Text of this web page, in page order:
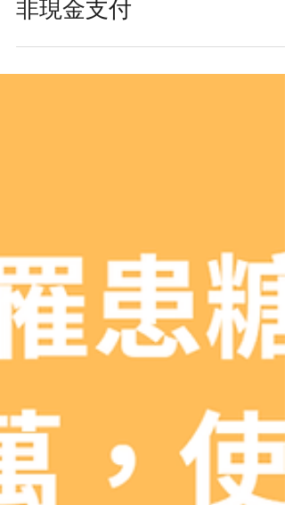
台灣 1.4 億的染髮市
場，有 16% 的交易採
非現金支付